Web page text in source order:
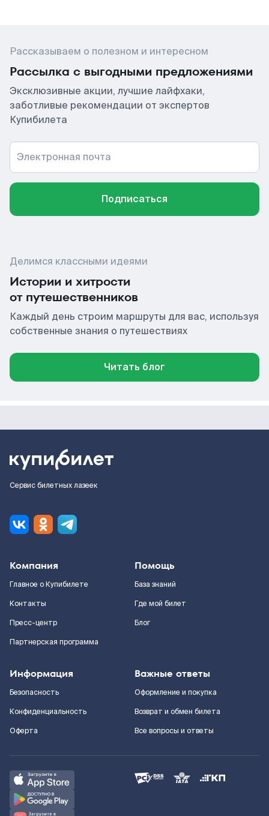
Рассказываем о полезном и интересном
Рассылка с выгодными предложениями
Эксклюзивные акции, лучшие лайфхаки,
заботливые рекомендации от экспертов
Купибилета
Электронная почта
Подписаться
Делимся классными идеями
Истории и хитрости
от путешественников
Каждый день строим маршруты для вас, используя
собственные знания о путешествиях
Читать блог
Сервис билетных лазеек
Компания
Главное о Купибилете
Контакты
Пресс-центр
Партнерская программа
Помощь
База знаний
Где мой билет
Блог
Информация
Безопасность
Конфиденциальность
Оферта
Важные ответы
Оформление и покупка
Возврат и обмен билета
Все вопросы и ответы